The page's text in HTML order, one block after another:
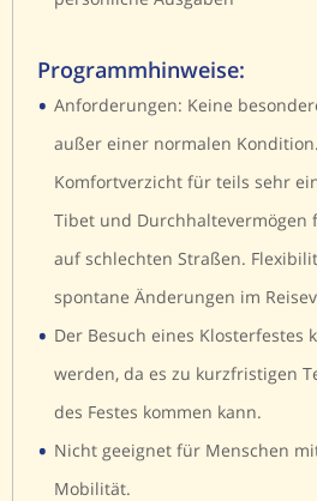
Programmhinweise:
• Anforderungen: Keine
außer einer normalen
Komfortverzicht für teils sehr
Tibet und
auf schlechten Straßen.
spontane Änderungen im
• Der Besuch eines Klosterfestes
werden, da es zu kurzfristigen
des Festes kommen kann.
• Nicht geeignet für Menschen
Mobilität.